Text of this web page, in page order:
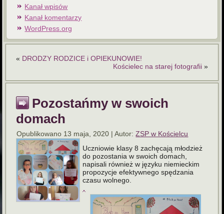
Kanał wpisów
Kanał komentarzy
WordPress.org
« DRODZY RODZICE i OPIEKUNOWIE!
Kościelec na starej fotografii»
Pozostańmy w swoich
domach
Opublikowano 13 maja, 2020 |Autor: ZSP w Kościelcu
Uczniowie klasy 8 zachęcają młodzież
do pozostania w swoich domach,
napisali również w języku niemieckim
propozycje efektywnego spędzania
czasu wolnego.